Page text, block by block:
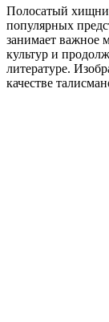
Полосатый
популярных
занимает важное
культур и
литературе.
качестве